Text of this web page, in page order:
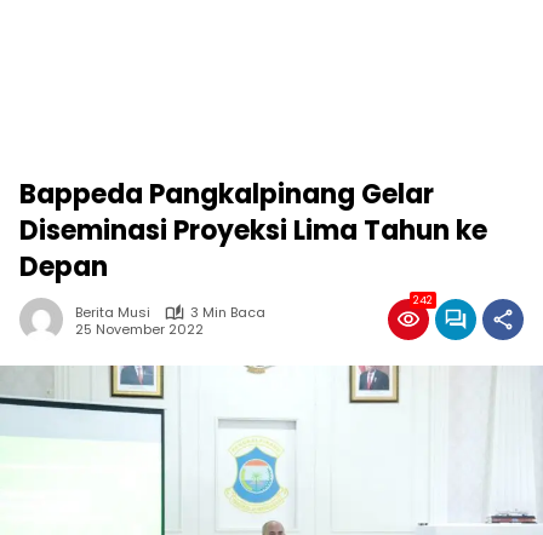
Bappeda Pangkalpinang Gelar
Diseminasi Proyeksi Lima Tahun ke
Depan
Berita Musi
3 Min Baca
25 November 2022
242